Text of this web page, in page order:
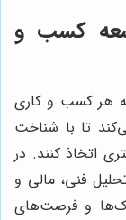
کسب و
هر کسب و کاری
تا با شناخت
اتخاذ کنند. در
فنی، مالی و
و فرصت‌های